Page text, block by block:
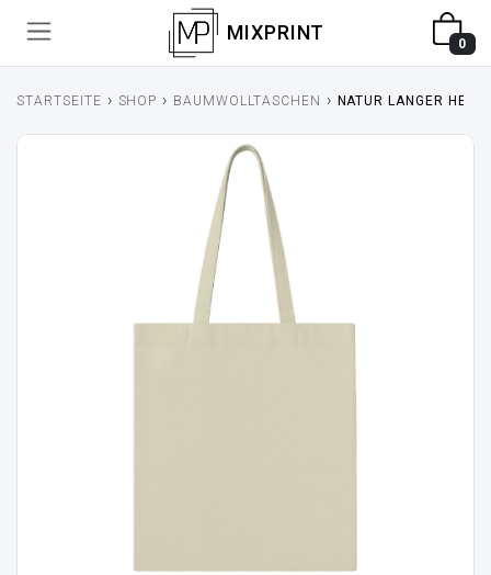
MIXPRINT
0
STARTSEITE › SHOP › BAUMWOLLTASCHEN › NATUR LANGER